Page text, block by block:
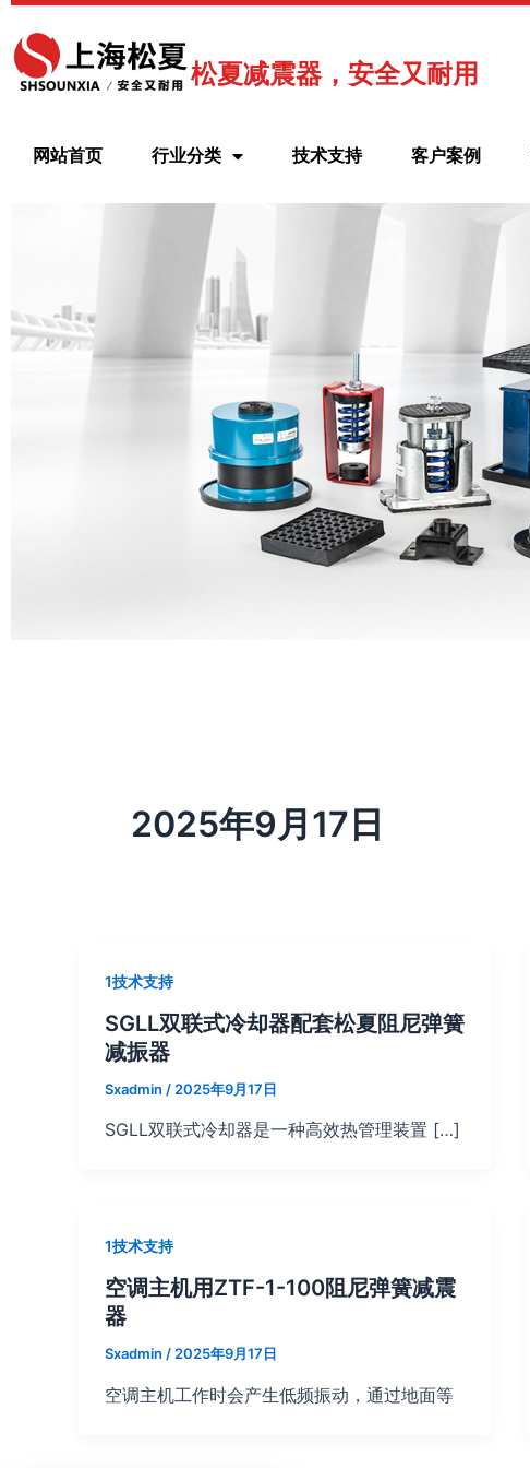
至
内
松夏减震器，安全又耐用
网站首页 行业分类 技术支持 客户案例
2025年9月17日
1技术支持
SGLL双联式冷却器配套松夏阻尼弹簧
减振器
Sxadmin / 2025年9月17日
SGLL双联式冷却器是一种高效热管理装置 […]
1技术支持
空调主机用ZTF-1-100阻尼弹簧减震
器
Sxadmin / 2025年9月17日
空调主机工作时会产生低频振动，通过地面等